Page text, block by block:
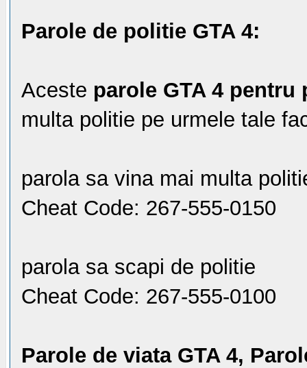
Parole de politie GTA 4:
Aceste parole GTA 4 pentru
multa politie pe urmele tale
parola sa vina mai multa
Cheat Code: 267-555-0150
parola sa scapi de politie
Cheat Code: 267-555-0100
Parole de viata GTA 4,